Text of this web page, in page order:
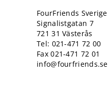
FourFriends Sverige
Signalistgatan 7
721 31 Västerås
Tel: 021-471 72 00
Fax 021-471 72 01
info@fourfriends.se